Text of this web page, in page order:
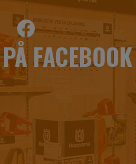
FACEBOOK